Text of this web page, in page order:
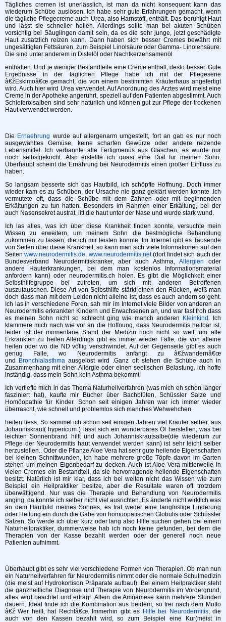
Tägliches cremen ist unerlässlich, ist man da nicht konsequent kann das
wiederum Schübe auslösen. Ich habe sehr gute Erfahrungen gemacht, wenn
die tägliche Pflegecreme auch Urea, also Harnstoff, enthält. Das beruhigt Haut
und lässt sie schneller heilen. Allerdings sollte man bei akuten Schüben
vorsichtig bei Säuglingen damit sein, da es die sehr junge, jetzt geschädigte
Haut zusätzlich reizen kann. Dann haben sich besser Cremes bewährt mit
ungesättigten Fettsäuren, zum Beispiel Linolsäure oder Gamma- Linolensäure.
Die sind unter anderem in Distelöl oder Nachtkerzensamenöl
enthalten. Und je weniger Bestandteile eine Creme enthält, desto besser. Gute
Ergebnisse in der täglichen Pflege habe ich mit der Pflegeserie
â€žEskimoâ€œ gemacht, die von einem bestimmten Kräuterhaus angefertigt
wird. Auch hier wird Urea verwendet. Auf Anordnung des Arztes wird meist eine
Creme in der Apotheke angerührt, speziell auf den Patienten abgestimmt. Auch
Schieferölsalben sind sehr natürlich und können gut zur Pflege der trockenen
Haut verwendet werden.
Die Ernaehrung wurde auf allergenarm umgestellt, fort an gab es nur noch
ausgewähltes Gemüse, keine scharfen Gewürze oder andere reizende
Lebensmittel. Ich verbannte alle Fertigmenüs aus Gläschen, es wurde nur
noch selbstgekocht. Also erstellte ich quasi eine Diät für meinen Sohn.
Überhaupt scheint die Ernährung bei Neurodermitis einen großen Einfluss zu
haben.
So langsam besserte sich das Hautbild, ich schöpfte Hoffnung. Doch immer
wieder kam es zu Schüben, der Ursache nie ganz geklärt werden konnte .Ich
vermutete oft, dass die Schübe mit dem Zahnen oder mit beginnenden
Erkältungen zu tun hatten. Besonders im Rahmen einer Erkältung, bei der
auch Nasensekret austrat, litt die haut unter der Nase und wurde stark wund.
Ich las alles, was ich über diese Krankheit finden konnte, versuchte mein
Wissen zu erweitern, um meinem Sohn die bestmögliche Behandlung
zukommen zu lassen, die ich mir leisten konnte. Im Internet gibt es Tausende
von Seiten über diese Krankheit, so kann man sich viele Informationen auf den
Seitenwww.neurodermitis.de www.neurodermitis.net(dort findet sich auch der
Bundesverband Neurodermitiskranker, aber auch Asthma,Allergien oder
andere Hauterkrankungen, bei dem man kostenlos Informationsmaterial
anfordern kann) oder neurodermitis.ch holen. Es gibt die Möglichkeit einer
Selbsthilfegruppe bei zutreten, um sich mit anderen Betroffenen
auszutauschen. Diese Art von Selbsthilfe stärkt einen den Rücken, weiß man
doch dass man mit dem Leiden nicht alleine ist, dass es auch andern so geht.
Ich las in verschiedene Foren, sah mir im Internet viele Bilder von anderen an
Neurodermitis erkrankten Kindern und Erwachsenen an, und war fast froh dass
es meinen Sohn nicht so schlecht ging wie manch anderen Kleinkind . Ich
klammere mich nach wie vor an die Hoffnung, dass Neurodermitis heilbar ist,
leider ist der momentane Stand der Medizin noch nicht so weit, um alle
Erkrankten zu heilen Allerdings gibt es immer wieder Fälle, die von alleine
heilen oder wo die ND völlig verschwindet. Auf der Gegenseite gibt es auch
genug Fälle, wo Neurodermitis anfängt zu â€žwandernâ€œ
und Bronchialasthma ausgelöst wird .Ganz oft stehen die Schübe auch in
Zusammenhang mit einer Allergie oder einen seelischen Belastung. ich hoffe
inständig, dass mein Sohn kein Asthma bekommt!
Ich vertiefte mich in das Thema Naturheilverfahren (was mich eh schon länger
fasziniert hat), kaufte mir Bücher über Bachblüten, Schüssler Salze und
Homöopathie für Kinder. Schon seit einigen Jahren war ich immer wieder
überrascht, wie schnell und problemlos sich manches Wehwehchen
heilen liess. So sammel ich schon seit einigen Jahren viel Kräuter selber, aus
Johanniskraut( hypericum ) lässt sich ein wunderbares Öl herstellen, was bei
leichten Sonnenbrand hilft und auch Johanniskrautsalbe(die wiederum zur
Pflege der Neurodermitis haut verwendet werden kann) ist sehr leicht selber
herzustellen.. Oder die Pflanze Aloe Vera hat sehr gute heilende Eigenschaften
bei kleinen Schnittwunden, ich habe mehrere große Töpfe davon im Garten
stehen um meinen Eigenbedarf zu decken. Auch ist Aloe Vera mittlerweile in
vielen Cremes ein Bestandteil, da sie hervorragende heilende Eigenschaften
besitzt. Natürlich ist mir klar, dass ich bei weiten nicht das Wissen wie zum
Beispiel ein Heilpraktiker besitze, aber die Resultate waren oft trotzdem
überwältigend. Nur was die Therapie und Behandlung von Neurodermitis
anging, da konnte ich selber nicht viel ausrichten. Es änderte nicht wirklich was
an dem Hautbild meines Sohnes, es trat weder eine langfristige Linderung
oder Heilung ein durch die Gabe von homöopatischen Globulis oder Schüssler
Salzen. So werde ich über kurz oder lang also Hilfe suchen gehen bei einem
Naturheilpraktiker, dummerweise hab ich noch keine gefunden, bei dem die
Therapien von der Kasse bezahlt werden oder der generell noch neue
Patienten aufnimmt.
Überhaupt gibt es sehr viel verschiedene Formen von Therapien. Ob man nun
ein Naturheilverfahren für Neurodermitis nimmt oder die normale Schulmedizin
(die meist auf Hydrokortison Präparate aufbaut) .Bei einem Heilpraktiker steht
die ganzheitliche Diagnose und Therapie von Neurodermitis im Vordergrund,
alles wird beachtet und erfragt. Allein die Amnamese kann mehrere Stunden
dauern. Ideal finde ich die Kombination aus beidem, so frei nach dem Motto
â€ž Wer heilt, hat Rechtâ€œ. Immerhin gibt es Hilfe bei Neurodermitis, die
auch von den Kassen bezahlt wird, so zum Beispiel eine Kur(meist in